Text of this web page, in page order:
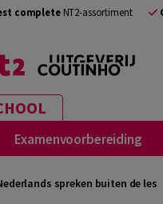
completeNT2-assortiment
Examenvoorbereiding
spreken buiten de les